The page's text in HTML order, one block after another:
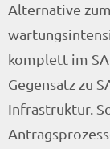
Alternative
komplett im
Gegensatz zu
Infrastruktur.